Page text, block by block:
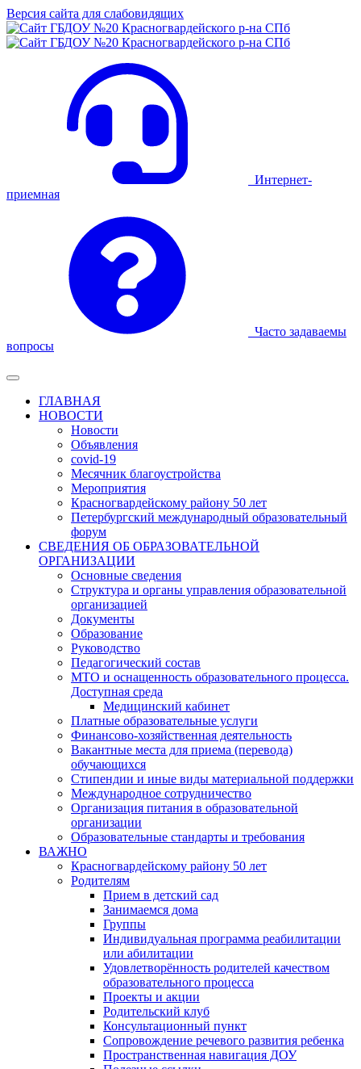
Версия сайта для слабовидящих
Интернет-
приемная
Часто задаваемы
вопросы
ГЛАВНАЯ
НОВОСТИ
Новости
Объявления
covid-19
Месячник благоустройства
Мероприятия
Красногвардейскому району 50 лет
Петербургский международный образовательный
форум
СВЕДЕНИЯ ОБ ОБРАЗОВАТЕЛЬНОЙ
ОРГАНИЗАЦИИ
Основные сведения
Структура и органы управления образовательной
организацией
Документы
Образование
Руководство
Педагогический состав
МТО и оснащенность образовательного процесса.
Доступная среда
Медицинский кабинет
Платные образовательные услуги
Финансово-хозяйственная деятельность
Вакантные места для приема (перевода)
обучающихся
Стипендии и иные виды материальной поддержки
Международное сотрудничество
Организация питания в образовательной
организации
Образовательные стандарты и требования
ВАЖНО
Красногвардейскому району 50 лет
Родителям
Прием в детский сад
Занимаемся дома
Группы
Индивидуальная программа реабилитации
или абилитации
Удовлетворённость родителей качеством
образовательного процесса
Проекты и акции
Родительский клуб
Консультационный пункт
Сопровождение речевого развития ребенка
Пространственная навигация ДОУ